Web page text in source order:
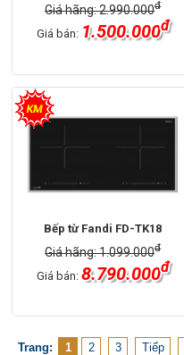
Giá hãng: 2.990.000đ
Giá bán: 1.500.000đ
Bếp từ Fandi FD-TK18
Giá hãng: 1.099.000đ
Giá bán: 8.790.000đ
Trang: 1 2 3 Tiếp